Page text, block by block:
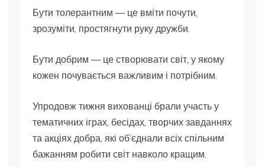
Бути толерантним — це вміти почути,
зрозуміти, простягнути руку дружби.
Бути добрим — це створювати світ, у якому
кожен почувається важливим і потрібним.
Упродовж тижня вихованці брали участь у
тематичних іграх, бесідах, творчих завданнях
та акціях добра, які об’єднали всіх спільним
бажанням робити світ навколо кращим.